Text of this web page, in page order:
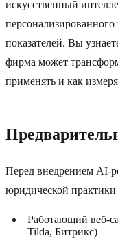
искусственный
показателей. Вы
фирма может
применять и как
Перед внедрением AI-
юридической практики
Работающий веб-
Tilda, Битрикс)